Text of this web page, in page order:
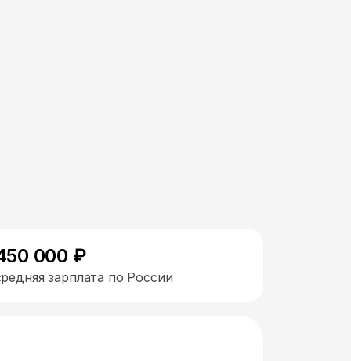
000 ₽
зарплата по России